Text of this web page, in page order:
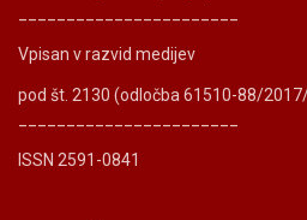
Vpisan v razvid medijev
pod št. 2130 (odločba 61510-88/
ISSN 2591-0841